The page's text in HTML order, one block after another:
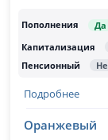
Подробнее
Оранжевый